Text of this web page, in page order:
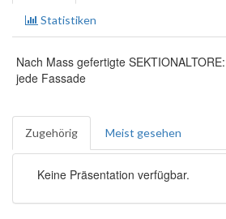
Statistiken
Nach Mass gefertigte
jede Fassade
Zugehörig Meist gesehen
Keine Präsentation verfügbar.